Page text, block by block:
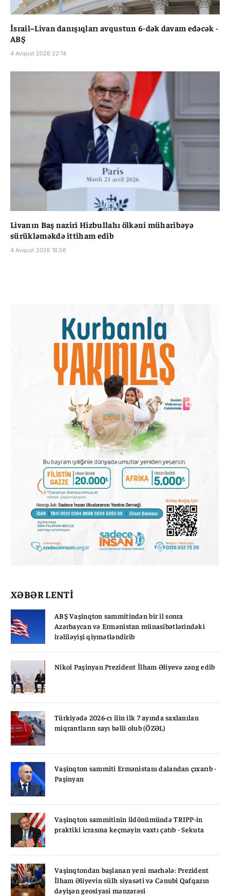
İsrail–Livan danışıqları avqustun 6-dək davam edəcək -
ABŞ
4 Avqust 2026 22:14
Livanın Baş naziri Hizbullahı ölkəni müharibəyə
sürükləməkdə ittiham edib
4 Avqust 2026 18:56
XƏBƏR LENTİ
ABŞ Vaşinqton sammitindən bir il sonra
Azərbaycan və Ermənistan münasibətlərindəki
irəliləyişi qiymətləndirib
Nikol Paşinyan Prezident İlham Əliyevə zəng edib
Türkiyədə 2026-cı ilin ilk 7 ayında saxlanılan
miqrantların sayı bəlli olub (ÖZƏL)
Vaşinqton sammiti Ermənistanı dalandan çıxarıb -
Paşinyan
Vaşinqton sammitinin ildönümündə TRIPP-in
praktiki icrasına keçməyin vaxtı çatıb - Sekuta
Vaşinqtondan başlanan yeni mərhələ: Prezident
İlham Əliyevin sülh siyasəti və Cənubi Qafqazın
dəyişən geosiyasi mənzərəsi